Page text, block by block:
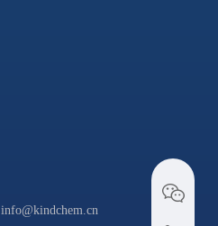
info@kindchem.cn